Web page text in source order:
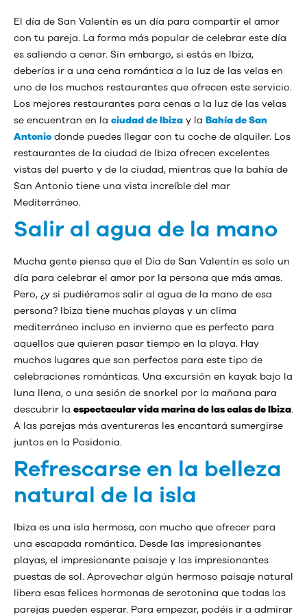
El día de San Valentín es un día para compartir el amor
con tu pareja. La forma más popular de celebrar este día
es saliendo a cenar. Sin embargo, si estás en Ibiza,
deberías ir a una cena romántica a la luz de las velas en
uno de los muchos restaurantes que ofrecen este servicio.
Los mejores restaurantes para cenas a la luz de las velas
se encuentran en la ciudad de Ibiza y la Bahía de San
Antoniodonde puedes llegar con tu coche de alquiler. Los
restaurantes de la ciudad de Ibiza ofrecen excelentes
vistas del puerto y de la ciudad, mientras que la bahía de
San Antonio tiene una vista increíble del mar
Mediterráneo.
Salir al agua de la mano
Mucha gente piensa que el Día de San Valentín es solo un
día para celebrar el amor por la persona que más amas.
Pero, ¿y si pudiéramos salir al agua de la mano de esa
persona? Ibiza tiene muchas playas y un clima
mediterráneo incluso en invierno que es perfecto para
aquellos que quieren pasar tiempo en la playa. Hay
muchos lugares que son perfectos para este tipo de
celebraciones románticas. Una excursión en kayak bajo la
luna llena, o una sesión de snorkel por la mañana para
descubrir la espectacular vida marina de las calas de Ibiza.
A las parejas más aventureras les encantará sumergirse
juntos en la Posidonia.
Refrescarse en la belleza
natural de la isla
Ibiza es una isla hermosa, con mucho que ofrecer para
una escapada romántica. Desde las impresionantes
playas, el impresionante paisaje y las impresionantes
puestas de sol. Aprovechar algún hermoso paisaje natural
libera esas felices hormonas de serotonina que todas las
parejas pueden esperar. Para empezar, podéis ir a admirar